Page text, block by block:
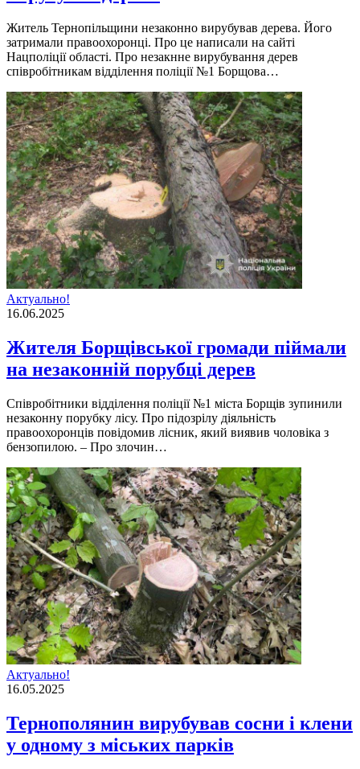
Житель Тернопільщини незаконно вирубував дерева. Його
затримали правоохоронці. Про це написали на сайті
Нацполіції області. Про незакнне вирубування дерев
співробітникам відділення поліції №1 Борщова…
Актуально!
16.06.2025
Жителя Борщівської громади піймали
на незаконній порубці дерев
Співробітники відділення поліції №1 міста Борщів зупинили
незаконну порубку лісу. Про підозрілу діяльність
правоохоронців повідомив лісник, який виявив чоловіка з
бензопилою. – Про злочин…
Актуально!
16.05.2025
Тернополянин вирубував сосни і клени
у одному з міських парків